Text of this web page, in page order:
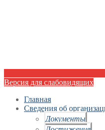
Версия для слабовидящих
Главная
Сведения об
Документы